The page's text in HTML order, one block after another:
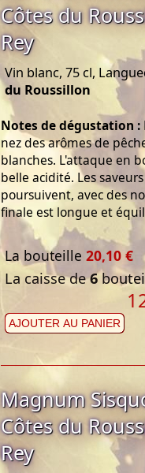
Côtes du
Rey
Vin blanc, 75 cl,
du Roussillon
Notes de dégustation :
nez des arômes de
blanches. L'attaque en
belle acidité. Les
poursuivent, avec des
finale est longue et
La bouteille 20,10 €
La caisse de6
AJOUTER AU PANIER
Magnum
Côtes du
Rey